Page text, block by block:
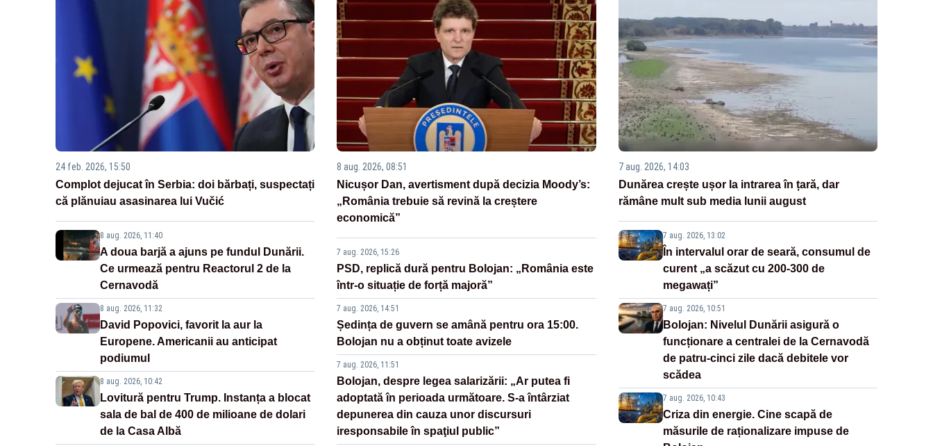
24 feb. 2026, 15:50
Complot dejucat în Serbia: doi bărbați, suspectați
că plănuiau asasinarea lui Vučić
8 aug. 2026, 11:40
A doua barjă a ajuns pe fundul Dunării.
Ce urmează pentru Reactorul 2 de la
Cernavodă
8 aug. 2026, 11:32
David Popovici, favorit la aur la
Europene. Americanii au anticipat
podiumul
8 aug. 2026, 10:42
Lovitură pentru Trump. Instanța a blocat
sala de bal de 400 de milioane de dolari
de la Casa Albă
8 aug. 2026, 08:51
Nicușor Dan, avertisment după decizia Moody’s:
„România trebuie să revină la creștere
economică”
7 aug. 2026, 15:26
PSD, replică dură pentru Bolojan: „România este
într-o situație de forță majoră”
7 aug. 2026, 14:51
Ședința de guvern se amână pentru ora 15:00.
Bolojan nu a obținut toate avizele
7 aug. 2026, 11:51
Bolojan, despre legea salarizării: „Ar putea fi
adoptată în perioada următoare. S-a întârziat
depunerea din cauza unor discursuri
iresponsabile în spaţiul public”
7 aug. 2026, 14:03
Dunărea crește ușor la intrarea în țară, dar
rămâne mult sub media lunii august
7 aug. 2026, 13:02
În intervalul orar de seară, consumul de
curent „a scăzut cu 200-300 de
megawați”
7 aug. 2026, 10:51
Bolojan: Nivelul Dunării asigură o
funcționare a centralei de la Cernavodă
de patru-cinci zile dacă debitele vor
scădea
7 aug. 2026, 10:43
Criza din energie. Cine scapă de
măsurile de raționalizare impuse de